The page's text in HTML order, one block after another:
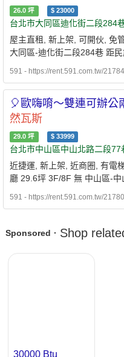
26.0 坪 $ 23000
台北市大同區迪化街二段284
屋主直租, 新上架, 可開伙, 免
大同區-迪化街二段284巷 距
591 - https://rent.591.com.tw/
🎈歐嗨唷～雙連可辦公
然瓦斯
29.0 坪 $ 33999
台北市中山區中山北路二段77
近捷運, 新上架, 近商圈, 有電
廳 29.6坪 3F/8F 無 中山區-
591 - https://rent.591.com.tw/